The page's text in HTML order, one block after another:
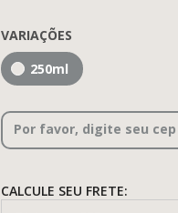
VARIAÇÕES
250ml
Por favor, digite seu
CALCULE SEU FRETE: